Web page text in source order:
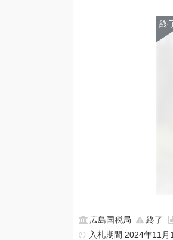
広島国税局 終了
入札期間 2024年11